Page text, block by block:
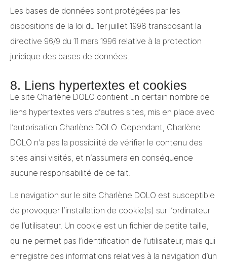
Les bases de données sont protégées par les
dispositions de la loi du 1er juillet 1998 transposant la
directive 96/9 du 11 mars 1996 relative à la protection
juridique des bases de données.
8. Liens hypertextes et cookies
Le site Charlène DOLO contient un certain nombre de
liens hypertextes vers d’autres sites, mis en place avec
l’autorisation Charlène DOLO. Cependant, Charlène
DOLO n’a pas la possibilité de vérifier le contenu des
sites ainsi visités, et n’assumera en conséquence
aucune responsabilité de ce fait.
La navigation sur le site Charlène DOLO est susceptible
de provoquer l’installation de cookie(s) sur l’ordinateur
de l’utilisateur. Un cookie est un fichier de petite taille,
qui ne permet pas l’identification de l’utilisateur, mais qui
enregistre des informations relatives à la navigation d’un